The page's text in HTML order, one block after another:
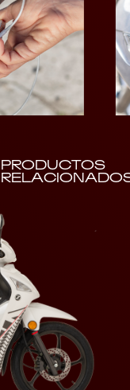
PRODUCTOS